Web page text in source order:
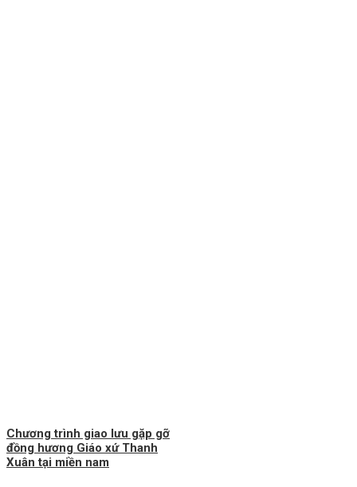
Chương trình giao lưu gặp gỡ
đồng hương Giáo xứ Thanh
Xuân tại miền nam